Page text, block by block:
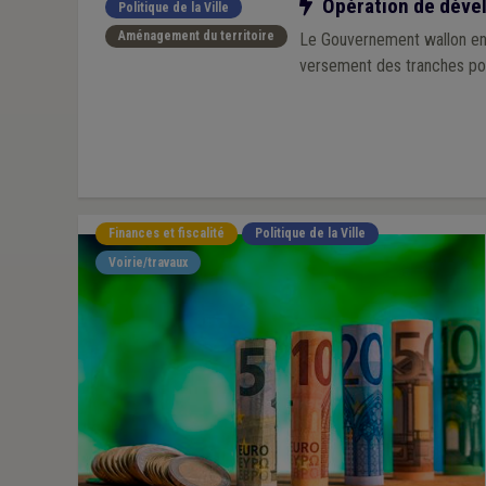
Politique de la Ville
Aménagement du territoire
Opération de
Le Gouvernement wallon
versement des tranches
Finances et fiscalité
Politique de la Ville
Voirie/travaux